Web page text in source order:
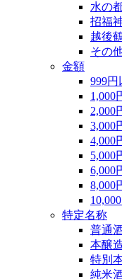
水の
招福
越後
その
金額
999円
1,000
2,000
3,000
4,000
5,000
6,000
8,000
特定名称
普通
本醸
特別
純米